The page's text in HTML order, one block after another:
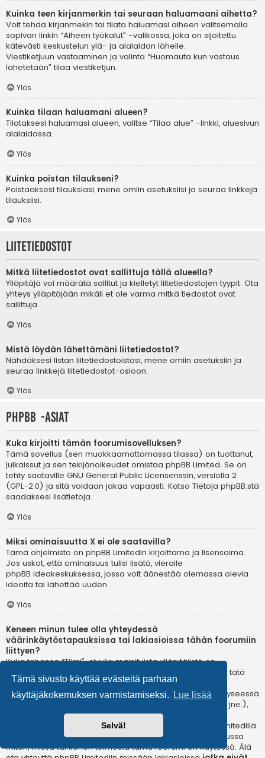
Tämä sivusto käyttää evästeitä parhaan
käyttäjäkokemuksen varmistamiseksi.
Lue lisää
Selvä!
Kuinka teen kirjanmerkin tai seuraan haluamaani aihetta?
Voit tehdä kirjanmekin tai tilata haluamasi aiheen valitsemalla
sopivan linkin “Aiheen työkalut” -valikossa, joka on sijoitettu
kätevästi keskustelun ylä- ja alalaidan lähelle.
Viestiketjuun vastaaminen ja valinta “Huomauta kun vastaus
lähetetään” tilaa viestiketjun.
Ylös
Kuinka tilaan haluamani alueen?
Tilataksesi haluamasi alueen, valitse “Tilaa alue” -linkki, aluesivun
alalaidassa.
Ylös
Kuinka poistan tilaukseni?
Poistaaksesi tilauksiasi, mene omiin asetuksiisi ja seuraa linkkejä
tilauksiisi.
Ylös
Liitetiedostot
Mitkä liitetiedostot ovat sallittuja tällä alueella?
Ylläpitäjä voi määrätä sallitut ja kielletyt liitetiedostojen tyypit. Ota
yhteys ylläpitäjään mikäli et ole varma mitkä tiedostot ovat
sallittuja..
Ylös
Mistä löydän lähettämäni liitetiedostot?
Nähdäksesi listan liitetiedostoistasi, mene omiin asetuksiin ja
seuraa linkkejä liitetiedostot-osioon.
Ylös
phpBB -asiat
Kuka kirjoitti tämän foorumisovelluksen?
Tämä sovellus (sen muokkaamattomassa tilassa) on tuottanut,
julkaissut ja sen tekijänoikeudet omistaa phpBB Limited. Se on
tehty saataville GNU General Public Licensenssin, versiolla 2
(GPL-2.0) ja sitä voidaan jakaa vapaasti. Katso Tietoja phpBB:stä
saadaksesi lisätietoja.
Ylös
Miksi ominaisuutta X ei ole saatavilla?
Tämä ohjelmisto on phpBB Limitedin kirjoittama ja lisensoima.
Jos uskot, että ominaisuus tulisi lisätä, vieraile
phpBB ideakeskuksessa, jossa voit äänestää olemassa olevia
ideoita tai lähettää uuden.
Ylös
Keneen minun tulee olla yhteydessä
väärinkäytöstapauksissa tai lakiasioissa tähän foorumiin
liittyen?
Kuka tahansa “Tiimi”-sivulla mainituista ylläpitäjistä on
todennäköisesti sopiva yhteyshenkilö valituksillesi. Jos et tätä
kautta saa vastausta, sinun kannattaa ottaa yhteyttä
verkkotunnuksen omistajaan (teewhois-kysely ) tai jos kyseessä
on ilmaispalvelussa oleva (esim. Yahoo!, free.fr, f2s.com, jne.),
ota yhteyttä ylläpitoon tai väärinkäytöksistä vastaavaan
osastoon kyseisessä palvelussa. Huomaa, että phpBB Limitedillä
ei ole lainkaan toimivaltaaja sitä ei voida pitää vastuussa
miten, missä tai kenen toimesta tämä foorumi on käytössä. Älä